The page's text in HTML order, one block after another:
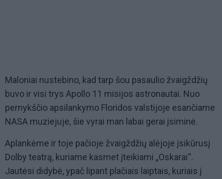
Maloniai nustebino, kad tarp šou pasaulio žvaigždžių
buvo ir visi trys Apollo 11 misijos astronautai. Nuo
pernykščio apsilankymo Floridos valstijoje esančiame
NASA muziejuje, šie vyrai man labai gerai įsiminė.
Aplankėme ir toje pačioje žvaigždžių alėjoje įsikūrusį
Dolby teatrą, kuriame kasmet įteikiami „Oskarai“.
Jautėsi didybė, ypač lipant plačiais laiptais, kuriais į